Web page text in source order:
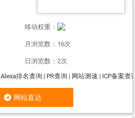
移动权重：
月浏览数：16次
日浏览数：2次
Alexa排名查询 | PR查询 | 网站测速 | ICP备案查
网站直达